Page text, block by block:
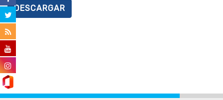
DESCARGAR